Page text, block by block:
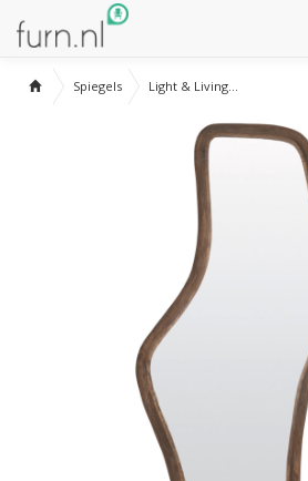
Spiegels Light & Living...